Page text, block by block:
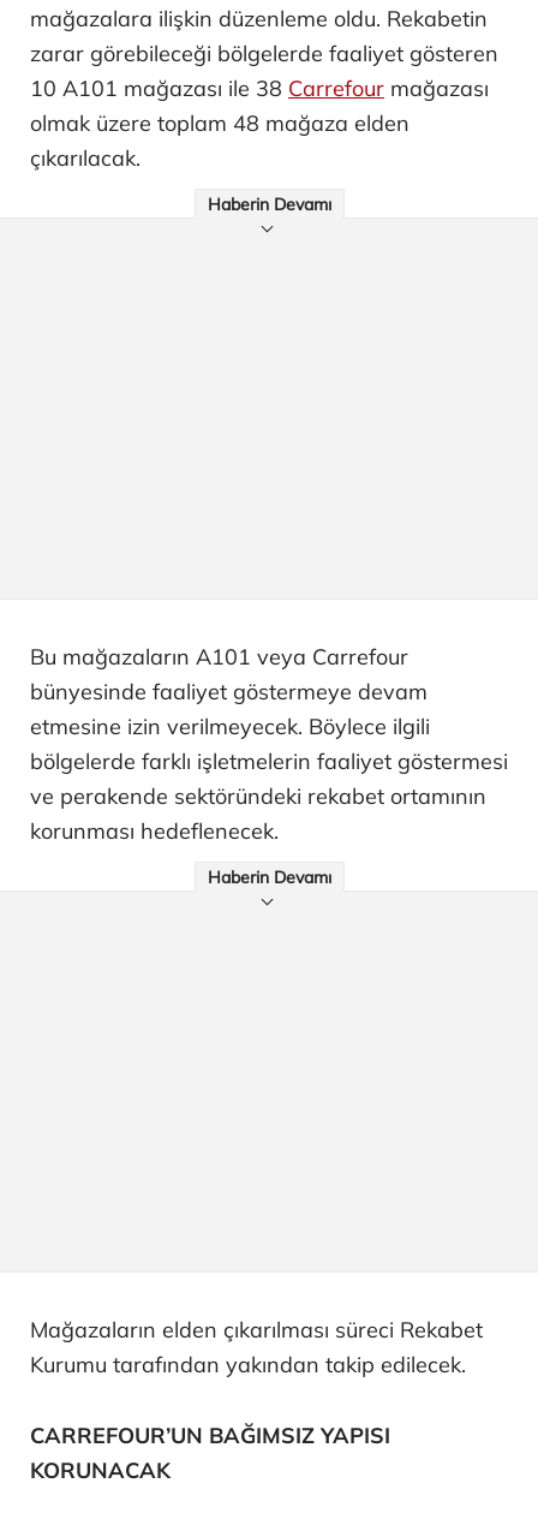
mağazalara ilişkin düzenleme oldu. Rekabetin
zarar görebileceği bölgelerde faaliyet gösteren
10 A101 mağazası ile 38 Carrefour mağazası
olmak üzere toplam 48 mağaza elden
çıkarılacak.
Haberin Devamı
Bu mağazaların A101 veya Carrefour
bünyesinde faaliyet göstermeye devam
etmesine izin verilmeyecek. Böylece ilgili
bölgelerde farklı işletmelerin faaliyet göstermesi
ve perakende sektöründeki rekabet ortamının
korunması hedeflenecek.
Haberin Devamı
Mağazaların elden çıkarılması süreci Rekabet
Kurumu tarafından yakından takip edilecek.
CARREFOUR’UN BAĞIMSIZ YAPISI
KORUNACAK